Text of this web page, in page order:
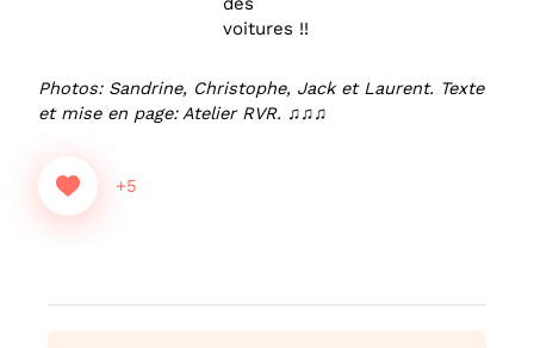
voitures !!
Photos: Sandrine, Christophe, Jack et Laurent. Texte
et mise en page: Atelier RVR. ♫♫♫
+5